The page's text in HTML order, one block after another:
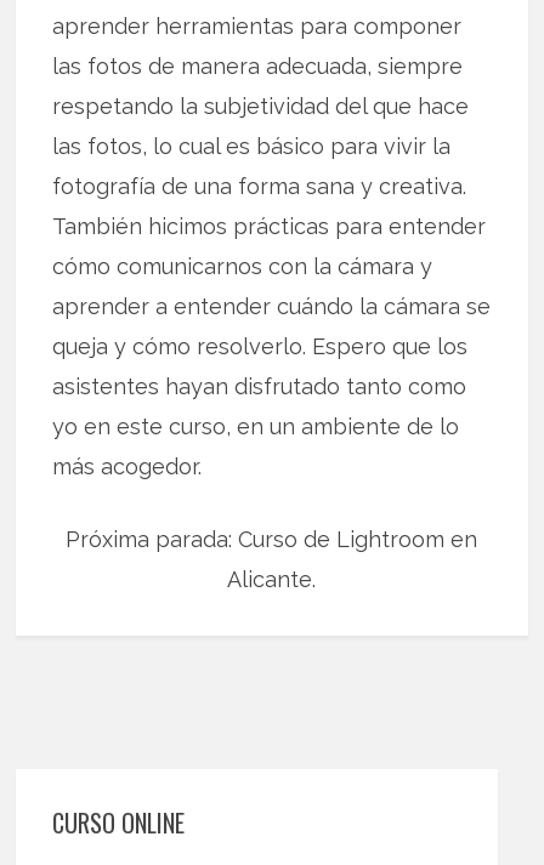
aprender herramientas para componer
las fotos de manera adecuada, siempre
respetando la subjetividad del que hace
las fotos, lo cual es básico para vivir la
fotografía de una forma sana y creativa.
También hicimos prácticas para entender
cómo comunicarnos con la cámara y
aprender a entender cuándo la cámara se
queja y cómo resolverlo. Espero que los
asistentes hayan disfrutado tanto como
yo en este curso, en un ambiente de lo
más acogedor.
Próxima parada: Curso de Lightroom en
Alicante.
CURSO ONLINE